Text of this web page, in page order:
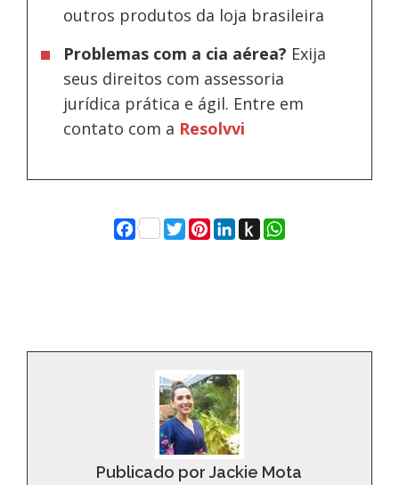
outros produtos da loja brasileira
Problemas com a cia aérea? Exija
seus direitos com assessoria
jurídica prática e ágil. Entre em
contato com a Resolvvi
Facebook
Twitter
Pinterest
LinkedIn
Push
to
WhatsApp
Publicado por Jackie Mota